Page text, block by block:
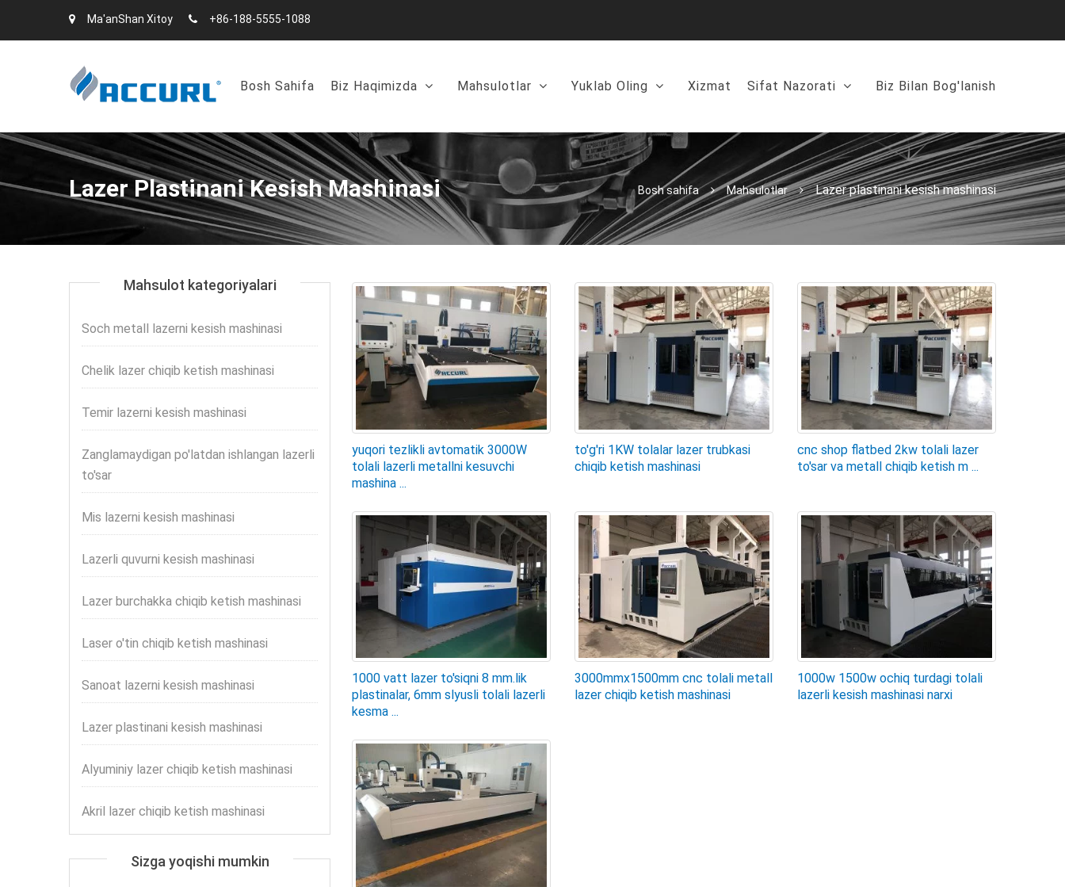
Ma'anShan Xitoy +86-188-5555-1088
Bosh Sahifa Biz Haqimizda Mahsulotlar Yuklab Oling Xizmat Sifat Nazorati Biz Bilan Bog'lanish
Lazer Plastinani Kesish Mashinasi Bosh sahifa Mahsulotlar Lazer plastinani kesish mashinasi
yuqori tezlikli avtomatik 3000W
tolali lazerli metallni kesuvchi
mashina ...
to'g'ri 1KW tolalar lazer trubkasi
chiqib ketish mashinasi
cnc shop flatbed 2kw tolali lazer
to'sar va metall chiqib ketish m ...
1000 vatt lazer to'siqni 8 mm.lik
plastinalar, 6mm slyusli tolali lazerli
kesma ...
3000mmx1500mm cnc tolali metall
lazer chiqib ketish mashinasi
1000w 1500w ochiq turdagi tolali
lazerli kesish mashinasi narxi
Mahsulot kategoriyalari
Soch metall lazerni kesish mashinasi
Chelik lazer chiqib ketish mashinasi
Temir lazerni kesish mashinasi
Zanglamaydigan po'latdan ishlangan lazerli
to'sar
Mis lazerni kesish mashinasi
Lazerli quvurni kesish mashinasi
Lazer burchakka chiqib ketish mashinasi
Laser o'tin chiqib ketish mashinasi
Sanoat lazerni kesish mashinasi
Lazer plastinani kesish mashinasi
Alyuminiy lazer chiqib ketish mashinasi
Akril lazer chiqib ketish mashinasi
Sizga yoqishi mumkin